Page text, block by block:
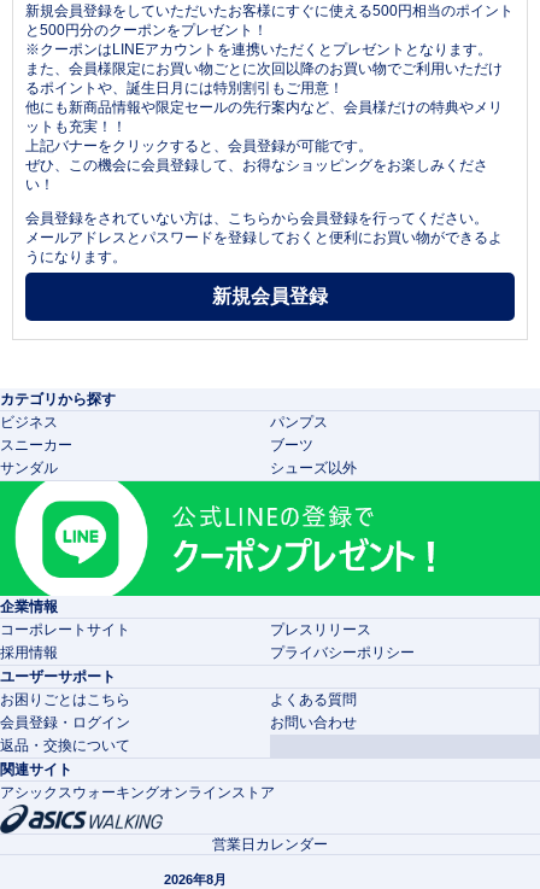
新規会員登録をしていただいたお客様にすぐに使える500円相当のポイント
と500円分のクーポンをプレゼント！
※クーポンはLINEアカウントを連携いただくとプレゼントとなります。
また、会員様限定にお買い物ごとに次回以降のお買い物でご利用いただけ
るポイントや、誕生日月には特別割引もご用意！
他にも新商品情報や限定セールの先行案内など、会員様だけの特典やメリ
ットも充実！！
上記バナーをクリックすると、会員登録が可能です。
ぜひ、この機会に会員登録して、お得なショッピングをお楽しみくださ
い！
会員登録をされていない方は、こちらから会員登録を行ってください。
メールアドレスとパスワードを登録しておくと便利にお買い物ができるよ
うになります。
カテゴリから探す
ビジネス
パンプス
スニーカー
ブーツ
サンダル
シューズ以外
企業情報
コーポレートサイト
プレスリリース
採用情報
プライバシーポリシー
ユーザーサポート
お困りごとはこちら
よくある質問
会員登録・ログイン
お問い合わせ
返品・交換について
関連サイト
アシックスウォーキングオンラインストア
営業日カレンダー
2026年8月